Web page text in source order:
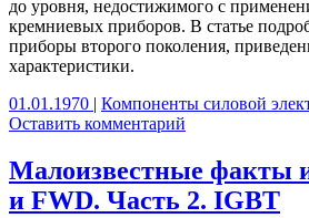
до уровня, недостижимого с
кремниевых приборов. В статье
приборы второго поколения,
характеристики.
01.01.1970 | Компоненты силовой
Оставить комментарий
Малоизвестные факты
и FWD. Часть 2. IGBT